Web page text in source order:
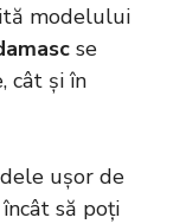
modelului
se
cât și în
ușor de
să poți